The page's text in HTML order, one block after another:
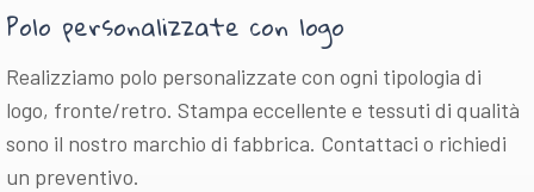
Polo personalizzate con logo
Realizziamo polo personalizzate con ogni tipologia di
logo, fronte/retro. Stampa eccellente e tessuti di qualità
sono il nostro marchio di fabbrica. Contattaci o richiedi
un preventivo.